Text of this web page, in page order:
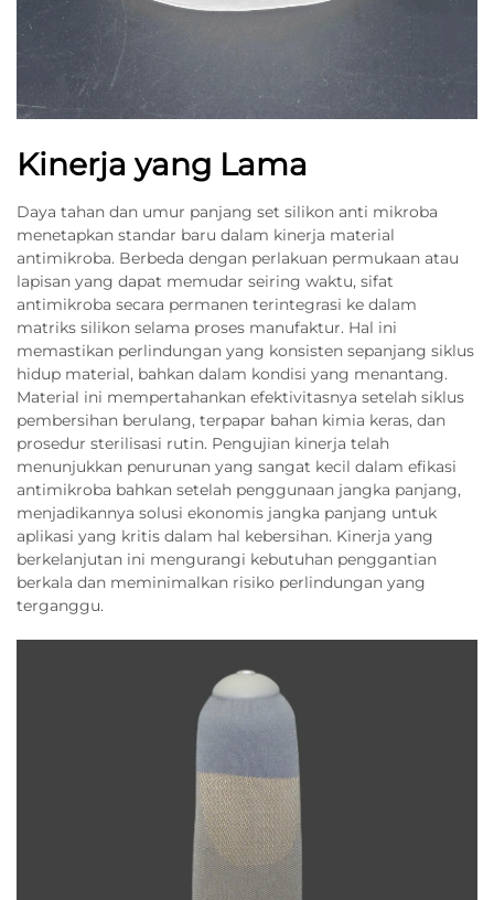
Kinerja yang Lama
Daya tahan dan umur panjang set silikon anti mikroba
menetapkan standar baru dalam kinerja material
antimikroba. Berbeda dengan perlakuan permukaan atau
lapisan yang dapat memudar seiring waktu, sifat
antimikroba secara permanen terintegrasi ke dalam
matriks silikon selama proses manufaktur. Hal ini
memastikan perlindungan yang konsisten sepanjang siklus
hidup material, bahkan dalam kondisi yang menantang.
Material ini mempertahankan efektivitasnya setelah siklus
pembersihan berulang, terpapar bahan kimia keras, dan
prosedur sterilisasi rutin. Pengujian kinerja telah
menunjukkan penurunan yang sangat kecil dalam efikasi
antimikroba bahkan setelah penggunaan jangka panjang,
menjadikannya solusi ekonomis jangka panjang untuk
aplikasi yang kritis dalam hal kebersihan. Kinerja yang
berkelanjutan ini mengurangi kebutuhan penggantian
berkala dan meminimalkan risiko perlindungan yang
terganggu.